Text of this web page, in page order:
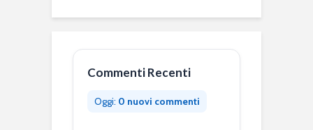
Commenti Recenti
Oggi: 0 nuovi commenti